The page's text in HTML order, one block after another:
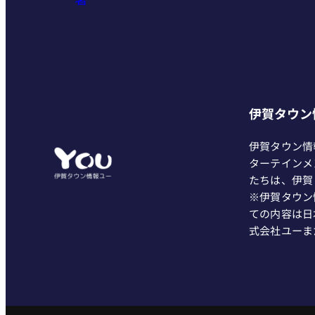
伊賀タウ
伊賀タウン
ターテイン
たちは、伊
※伊賀タウン
ての内容は
式会社ユー